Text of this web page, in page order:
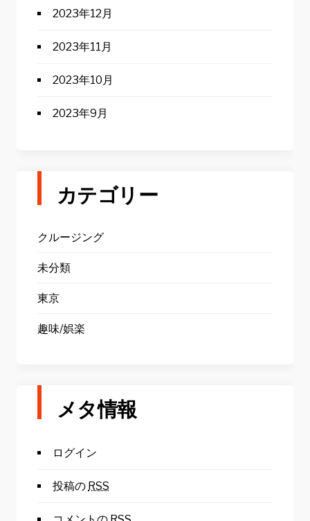
2023年12月
2023年11月
2023年10月
2023年9月
カテゴリー
クルージング
未分類
東京
趣味/娯楽
メタ情報
ログイン
投稿の RSS